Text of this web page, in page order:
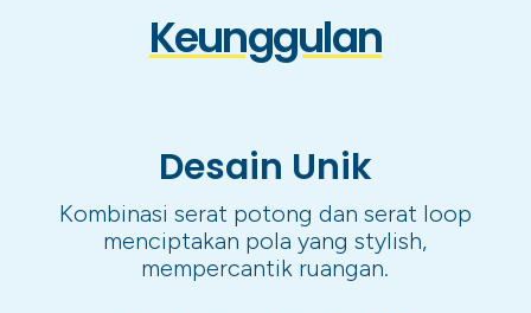
Keunggulan
Desain Unik
Kombinasi serat potong dan serat loop
menciptakan pola yang stylish,
mempercantik ruangan.